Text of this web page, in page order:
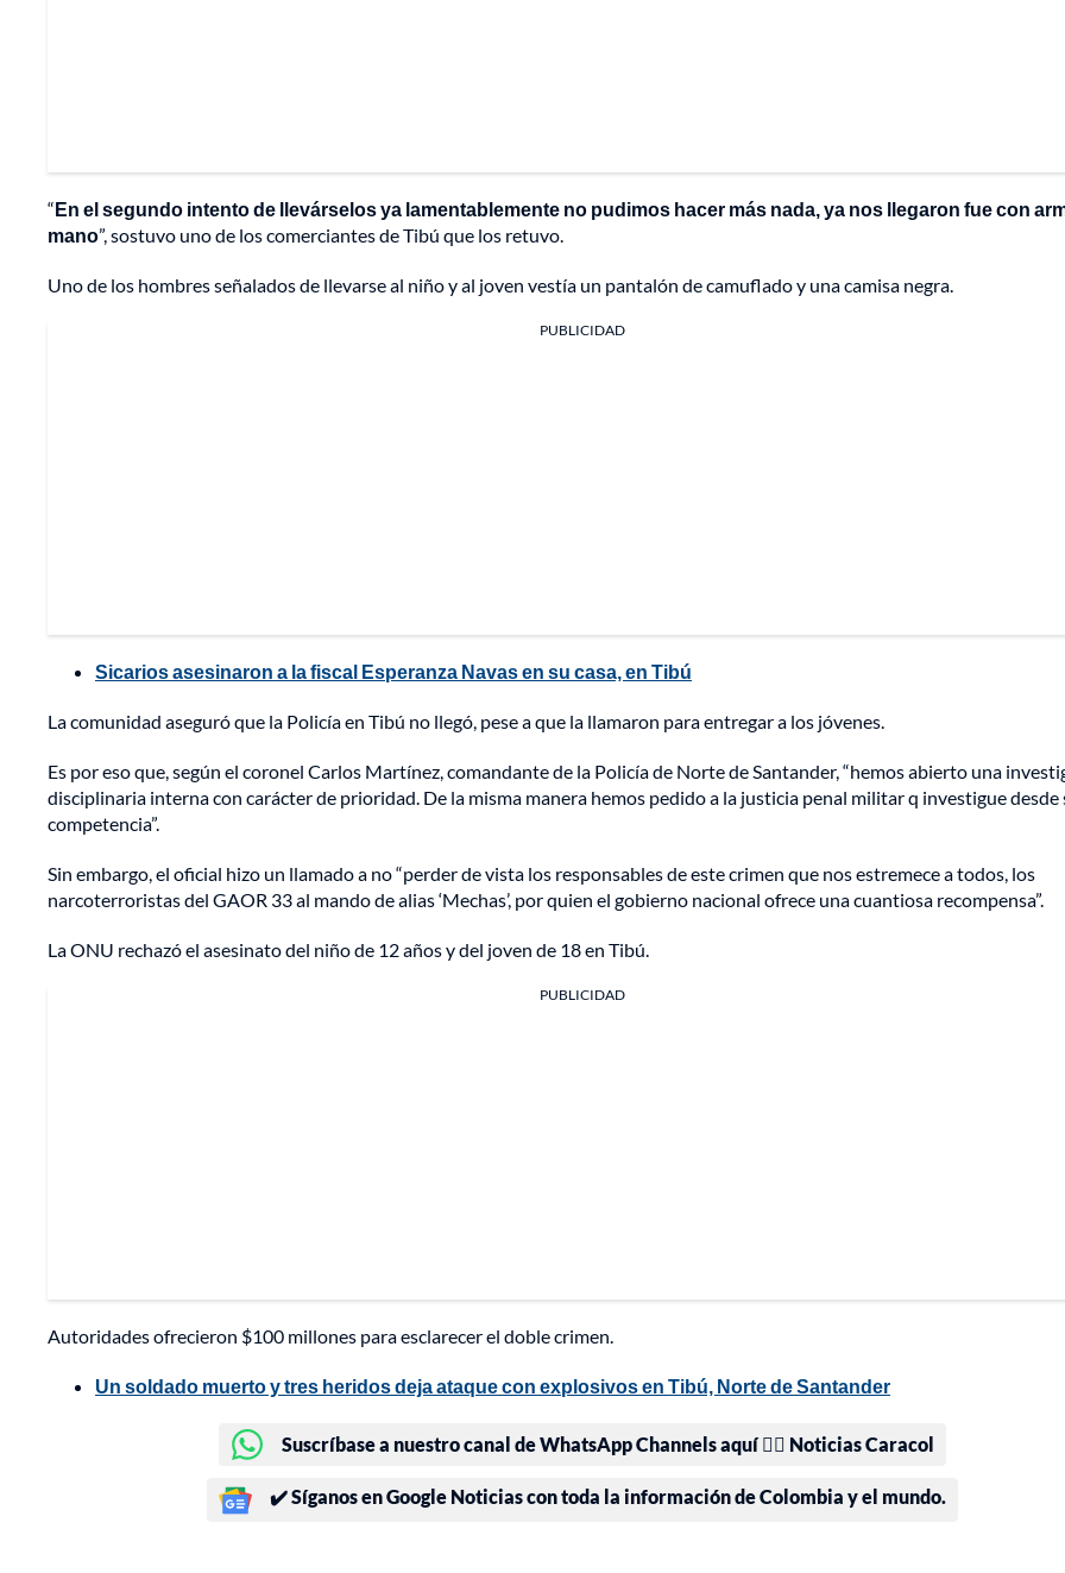
“En el segundo intento de llevárselos ya lamentablemente no pudimos hacer más nada, ya nos llegaron fue con
mano”, sostuvo uno de los comerciantes de Tibú que los retuvo.
Uno de los hombres señalados de llevarse al niño y al joven vestía un pantalón de camuflado y una camisa negra.
PUBLICIDAD
Sicarios asesinaron a la fiscal Esperanza Navas en su casa, en Tibú
La comunidad aseguró que la Policía en Tibú no llegó, pese a que la llamaron para entregar a los jóvenes.
Es por eso que, según el coronel Carlos Martínez, comandante de la Policía de Norte de Santander, “hemos abierto una
disciplinaria interna con carácter de prioridad. De la misma manera hemos pedido a la justicia penal militar q investigue desde
competencia”.
Sin embargo, el oficial hizo un llamado a no “perder de vista los responsables de este crimen que nos estremece a todos, los
narcoterroristas del GAOR 33 al mando de alias ‘Mechas’, por quien el gobierno nacional ofrece una cuantiosa recompensa”.
La ONU rechazó el asesinato del niño de 12 años y del joven de 18 en Tibú.
PUBLICIDAD
Autoridades ofrecieron $100 millones para esclarecer el doble crimen.
Un soldado muerto y tres heridos deja ataque con explosivos en Tibú, Norte de Santander
Suscríbase a nuestro canal de WhatsApp Channels aquí 👉🏻 Noticias Caracol
✔️ Síganos en Google Noticias con toda la información de Colombia y el mundo.